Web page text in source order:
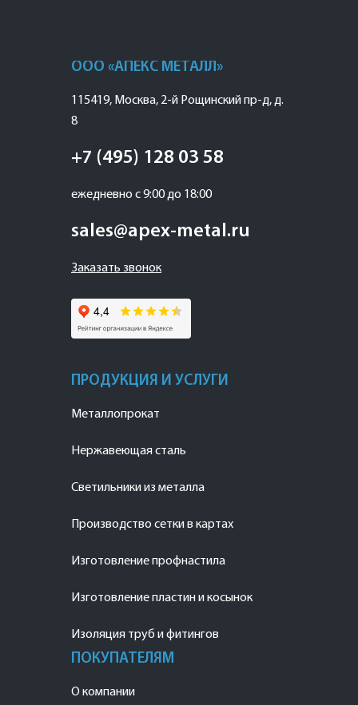
ООО «АПЕКС МЕТАЛЛ»
115419, Москва, 2-й Рощинский пр-д, д.
8
+7 (495) 128 03 58
ежедневно с 9:00 до 18:00
sales@apex-metal.ru
Заказать звонок
ПРОДУКЦИЯ И УСЛУГИ
Металлопрокат
Нержавеющая сталь
Светильники из металла
Производство сетки в картах
Изготовление профнастила
Изготовление пластин и косынок
Изоляция труб и фитингов
ПОКУПАТЕЛЯМ
О компании